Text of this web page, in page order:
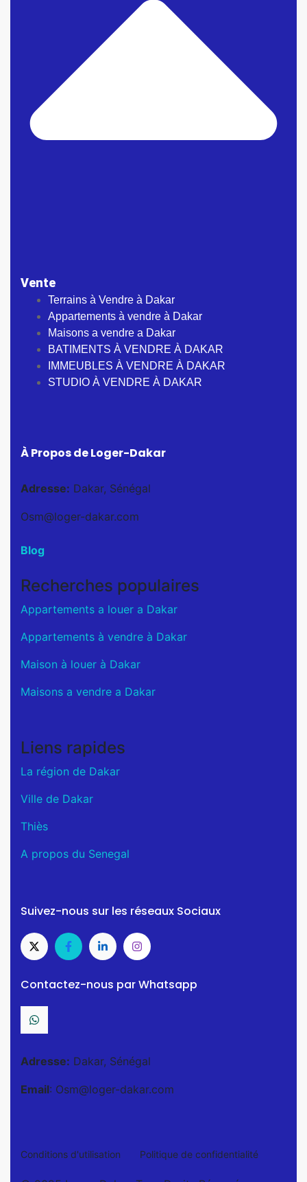
Vente
Terrains à Vendre à Dakar
Appartements à vendre à Dakar
Maisons a vendre a Dakar
BATIMENTS À VENDRE À DAKAR
IMMEUBLES À VENDRE À DAKAR
STUDIO À VENDRE À DAKAR
À Propos de Loger-Dakar
Adresse: Dakar, Sénégal
Osm@loger-dakar.com
Blog
Recherches populaires
Appartements a louer a Dakar
Appartements à vendre à Dakar
Maison à louer à Dakar
Maisons a vendre a Dakar
Liens rapides
La région de Dakar
Ville de Dakar
Thiès
A propos du Senegal
Suivez-nous sur les réseaux Sociaux
Contactez-nous par Whatsapp
Adresse: Dakar, Sénégal
Email: Osm@loger-dakar.com
Conditions d'utilisation Politique de confidentialité